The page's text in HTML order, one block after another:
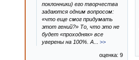
поклонники) его творчества
задаются одним вопросом:
«что еще смог придумать
этот гений?» То, что это не
будет «проходняк» все
уверены на 100%. А
>>
оценка: 9